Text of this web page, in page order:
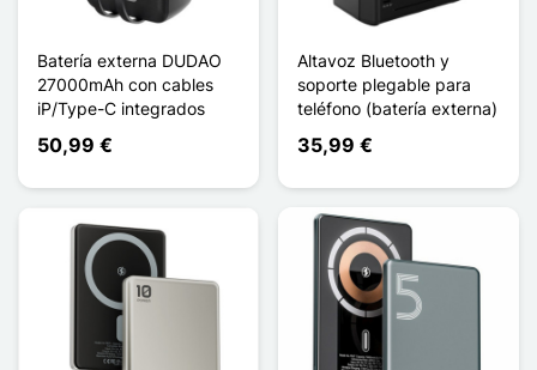
Batería externa DUDAO
27000mAh con cables
iP/Type-C integrados
50,99 €
Altavoz Bluetooth y
soporte plegable para
teléfono (batería externa)
35,99 €